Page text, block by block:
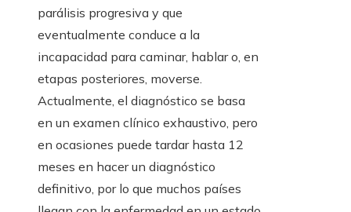
parálisis progresiva y que
eventualmente conduce a la
incapacidad para caminar, hablar o, en
etapas posteriores, moverse.
Actualmente, el diagnóstico se basa
en un examen clínico exhaustivo, pero
en ocasiones puede tardar hasta 12
meses en hacer un diagnóstico
definitivo, por lo que muchos países